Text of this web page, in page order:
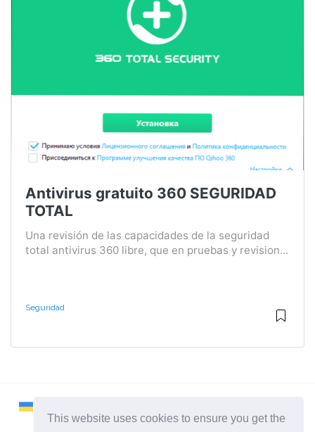
This website uses cookies to ensure you get the
Antivirus gratuito 360 SEGURIDAD
TOTAL
Una revisión de las capacidades de la seguridad
total antivirus 360 libre, que en pruebas y revision...
Seguridad